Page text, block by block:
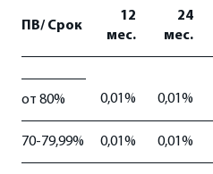
ПВ/ Срок
12
мес.
24
мес.
от 80% 0,01% 0,01%
70-79,99% 0,01% 0,01%